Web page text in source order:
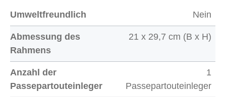
Umweltfreundlich Nein
Abmessung des
Rahmens
21 x 29,7 cm (B x H)
Anzahl der
Passepartouteinleger
1
Passepartouteinleger